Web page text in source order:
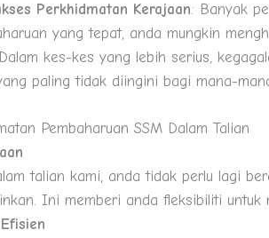
Perkhidmatan Kerajaan: Banyak
yang tepat, anda mungkin
kes-kes yang lebih serius,
paling tidak diingini bagi mana-
Pembaharuan SSM Dalam Talian
talian kami, anda tidak perlu lagi
Ini memberi anda fleksibiliti